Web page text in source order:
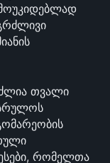
თვალი
რომელთა